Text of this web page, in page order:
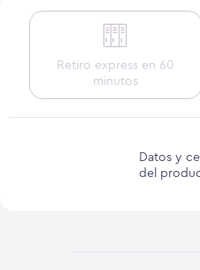
Retiro express en 60
minutos
Datos y
del